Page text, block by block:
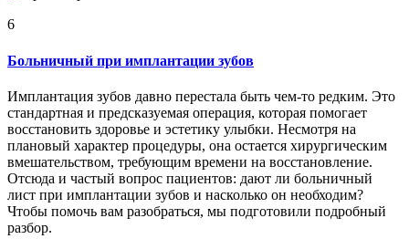
6
Больничный при имплантации зубов
Имплантация зубов давно перестала быть чем-то редким. Это
стандартная и предсказуемая операция, которая помогает
восстановить здоровье и эстетику улыбки. Несмотря на
плановый характер процедуры, она остается хирургическим
вмешательством, требующим времени на восстановление.
Отсюда и частый вопрос пациентов: дают ли больничный
лист при имплантации зубов и насколько он необходим?
Чтобы помочь вам разобраться, мы подготовили подробный
разбор.